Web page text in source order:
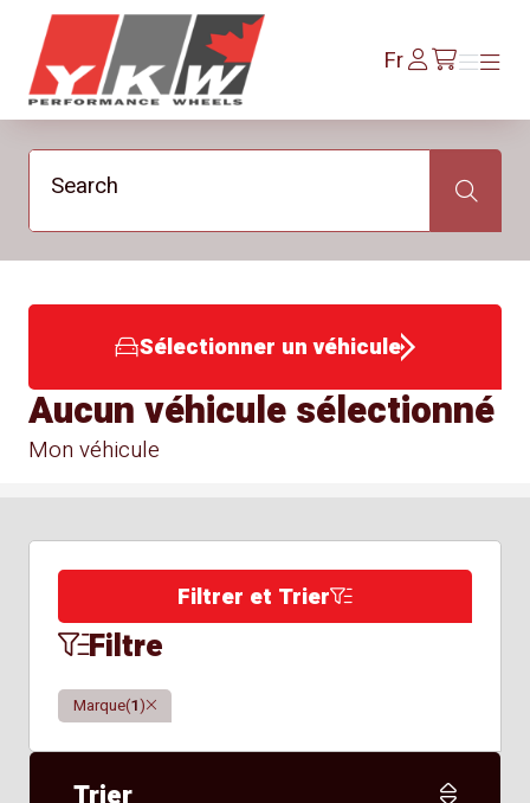
YKW Wheels
FrSe
connecter/fr/cart
Menu
Menu
Search Search
Sélectionner un véhicule
Mon véhicule
Aucun véhicule sélectionné
Filtrer et Trier
Filtre
Marque(1)Clair